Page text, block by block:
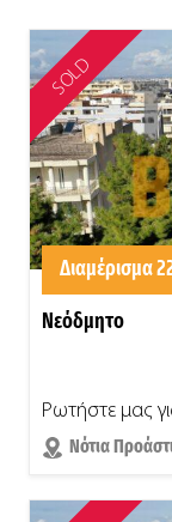
SOLD
Διαμέρισμα
Νεόδμητο
Ρωτήστε μας
Νότια